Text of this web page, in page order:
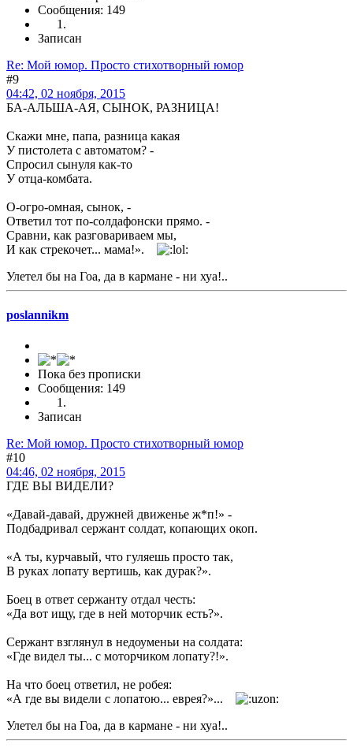
Сообщения: 149
Записан
Re: Мой юмор. Просто стихотворный юмор
#9
04:42, 02 ноября, 2015
БА-АЛЬША-АЯ, СЫНОК, РАЗНИЦА!
Скажи мне, папа, разница какая
У пистолета с автоматом? -
Спросил сынуля как-то
У отца-комбата.
О-огро-омная, сынок, -
Ответил тот по-солдафонски прямо. -
Сравни, как разговариваем мы,
И как стрекочет... мама!».
Улетел бы на Гоа, да в кармане - ни хуа!..
poslannikm
Пока без прописки
Сообщения: 149
Записан
Re: Мой юмор. Просто стихотворный юмор
#10
04:46, 02 ноября, 2015
ГДЕ ВЫ ВИДЕЛИ?
«Давай-давай, дружней движенье ж*п!» -
Подбадривал сержант солдат, копающих окоп.
«А ты, курчавый, что гуляешь просто так,
В руках лопату вертишь, как дурак?».
Боец в ответ сержанту отдал честь:
«Да вот ищу, где в ней моторчик есть?».
Сержант взглянул в недоуменьи на солдата:
«Где видел ты... с моторчиком лопату?!».
На что боец ответил, не робея:
«А где вы видели с лопатою... еврея?»...
Улетел бы на Гоа, да в кармане - ни хуа!..